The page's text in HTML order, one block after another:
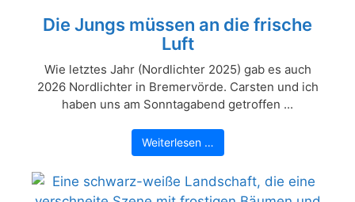
Die Jungs müssen an die frische
Luft
Wie letztes Jahr (Nordlichter 2025) gab es auch
2026 Nordlichter in Bremervörde. Carsten und ich
haben uns am Sonntagabend getroffen ...
Weiterlesen …